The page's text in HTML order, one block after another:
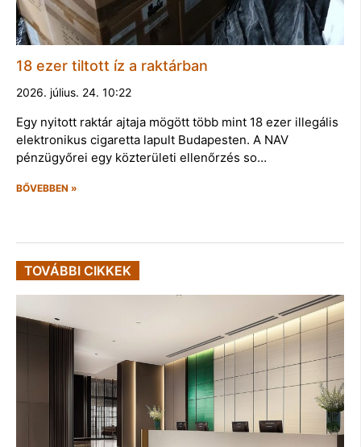
18 ezer tiltott íz a raktárban
2026. július. 24. 10:22
Egy nyitott raktár ajtaja mögött több mint 18 ezer illegális
elektronikus cigaretta lapult Budapesten. A NAV
pénzügyőrei egy közterületi ellenőrzés so…
BŐVEBBEN »
TOVÁBBI CIKKEK